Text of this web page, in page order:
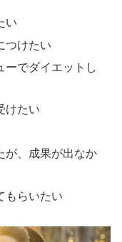
い
つけたい
ーでダイエットし
けたい
が、成果が出なか
もらいたい